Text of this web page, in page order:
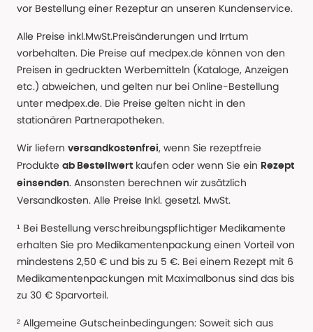
vor Bestellung einer Rezeptur an unseren Kundenservice.
Alle Preise inkl.MwSt.Preisänderungen und Irrtum
vorbehalten. Die Preise auf medpex.de können von den
Preisen in gedruckten Werbemitteln (Kataloge, Anzeigen
etc.) abweichen, und gelten nur bei Online-Bestellung
unter medpex.de. Die Preise gelten nicht in den
stationären Partnerapotheken.
Wir liefern versandkostenfrei, wenn Sie rezeptfreie
Produkte ab Bestellwert kaufen oder wenn Sie ein Rezept
einsenden. Ansonsten berechnen wir zusätzlich
Versandkosten. Alle Preise Inkl. gesetzl. MwSt.
¹ Bei Bestellung verschreibungspflichtiger Medikamente
erhalten Sie pro Medikamentenpackung einen Vorteil von
mindestens 2,50 € und bis zu 5 €. Bei einem Rezept mit 6
Medikamentenpackungen mit Maximalbonus sind das bis
zu 30 € Sparvorteil.
² Allgemeine Gutscheinbedingungen: Soweit sich aus